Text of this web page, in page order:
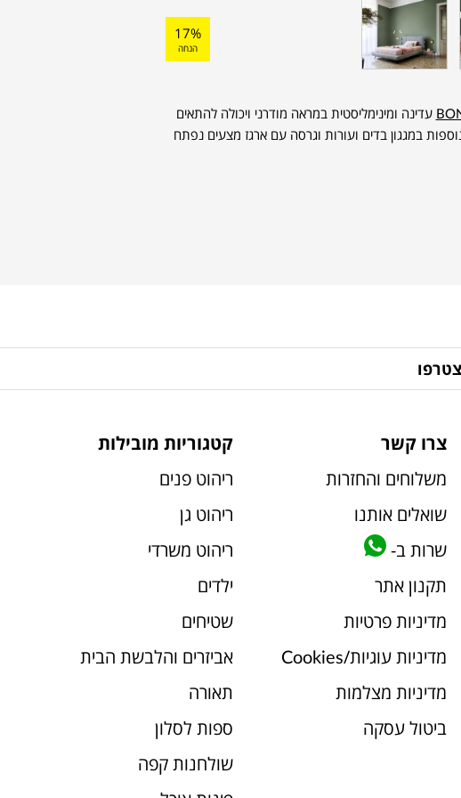
17%
הנחה
עדינה ומינימליסטית במראה מודרני ויכולה להתאים
במגגון בדים ועורות וגרסה עם ארגז מצעים נפתח
צרו קשר
משלוחים והחזרות
שואלים אותנו
שרות ב-
תקנון אתר
מדיניות פרטיות
מדיניות עוגיות/Cookies
מדיניות מצלמות
ביטול עסקה
קטגוריות מובילות
ריהוט פנים
ריהוט גן
ריהוט משרדי
ילדים
שטיחים
אביזרים והלבשת הבית
תאורה
ספות לסלון
שולחנות קפה